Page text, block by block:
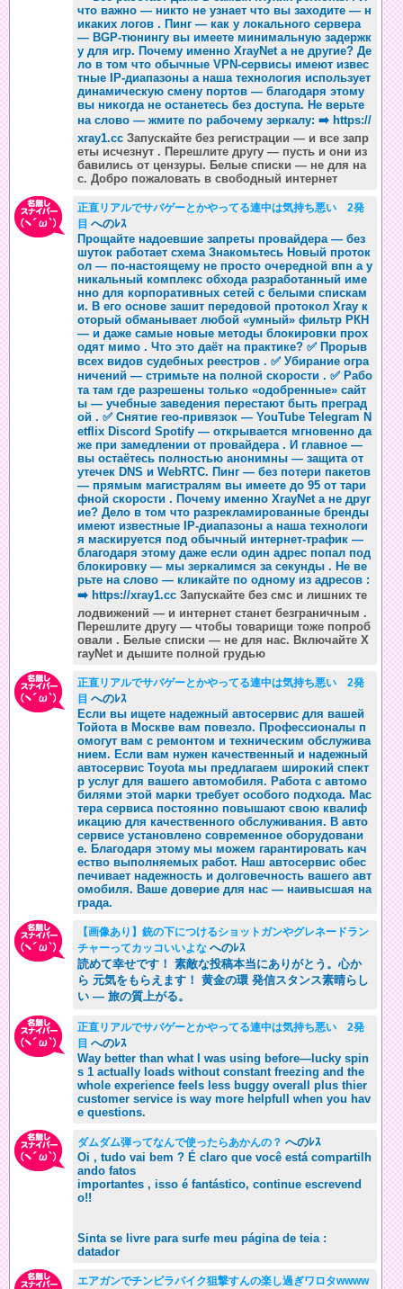
что важно — никто не узнает что вы заходите — н
икаких логов . Пинг — как у локального сервера
— BGP-тюнингу вы имеете минимальную задержк
у для игр. Почему именно XrayNet а не другие? Де
ло в том что обычные VPN-сервисы имеют извес
тные IP-диапазоны а наша технология использует
динамическую смену портов — благодаря этому
вы никогда не останетесь без доступа. Не верьте
на слово — жмите по рабочему зеркалу: ➡️ https://
xray1.cc Запускайте без регистрации — и все запр
еты исчезнут . Перешлите другу — пусть и они из
бавились от цензуры. Белые списки — не для на
с. Добро пожаловать в свободный интернет
正直リアルでサバゲーとかやってる連中は気持ち悪い 2発
目 へのﾚｽ
Прощайте надоевшие запреты провайдера — без
шуток работает схема Знакомьтесь Новый проток
ол — по-настоящему не просто очередной впн а у
никальный комплекс обхода разработанный име
нно для корпоративных сетей с белыми спискам
и. В его основе зашит передовой протокол Xray к
оторый обманывает любой «умный» фильтр РКН
— и даже самые новые методы блокировки прох
одят мимо . Что это даёт на практике? ✅ Прорыв
всех видов судебных реестров . ✅ Убирание огра
ничений — стримьте на полной скорости . ✅ Рабо
та там где разрешены только «одобренные» сайт
ы — учебные заведения перестают быть преград
ой . ✅ Снятие гео-привязок — YouTube Telegram N
etflix Discord Spotify — открывается мгновенно да
же при замедлении от провайдера . И главное —
вы остаётесь полностью анонимны — защита от
утечек DNS и WebRTC. Пинг — без потери пакетов
— прямым магистралям вы имеете до 95 от тари
фной скорости . Почему именно XrayNet а не друг
ие? Дело в том что разрекламированные бренды
имеют известные IP-диапазоны а наша технологи
я маскируется под обычный интернет-трафик —
благодаря этому даже если один адрес попал под
блокировку — мы зеркалимся за секунды . Не ве
рьте на слово — кликайте по одному из адресов :
➡️ https://xray1.cc Запускайте без смс и лишних те
лодвижений — и интернет станет безграничным .
Перешлите другу — чтобы товарищи тоже попроб
овали . Белые списки — не для нас. Включайте X
rayNet и дышите полной грудью
正直リアルでサバゲーとかやってる連中は気持ち悪い 2発
目 へのﾚｽ
Если вы ищете надежный автосервис для вашей
Тойота в Москве вам повезло. Профессионалы п
омогут вам с ремонтом и техническим обслужива
нием. Если вам нужен качественный и надежный
автосервис Toyota мы предлагаем широкий спект
р услуг для вашего автомобиля. Работа с автомо
билями этой марки требует особого подхода. Мас
тера сервиса постоянно повышают свою квалиф
икацию для качественного обслуживания. В авто
сервисе установлено современное оборудовани
е. Благодаря этому мы можем гарантировать кач
ество выполняемых работ. Наш автосервис обес
печивает надежность и долговечность вашего авт
омобиля. Ваше доверие для нас — наивысшая на
града.
【画像あり】銃の下につけるショットガンやグレネードラン
チャーってカッコいいよな へのﾚｽ
読めて幸せです！ 素敵な投稿本当にありがとう。心か
ら 元気をもらえます！ 黄金の環 発信スタンス素晴らし
い — 旅の質上がる。
正直リアルでサバゲーとかやってる連中は気持ち悪い 2発
目 へのﾚｽ
Way better than what I was using before—lucky spin
s 1 actually loads without constant freezing and the
whole experience feels less buggy overall plus thier
customer service is way more helpfull when you hav
e questions.
ダムダム弾ってなんで使ったらあかんの？ へのﾚｽ
Oi , tudo vai bem ? É claro que você está compartilh
ando fatos
importantes , isso é fantástico, continue escrevend
o!!
Sinta se livre para surfe meu página de teia :
datador
エアガンでチンピラバイク狙撃すんの楽し過ぎワロタwwww